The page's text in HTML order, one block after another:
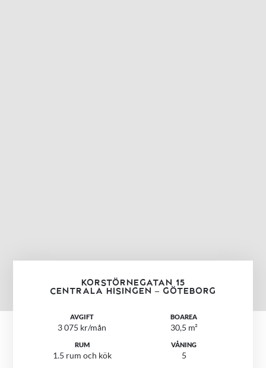
KORSTÖRNEGATAN 15
CENTRALA HISINGEN – GÖTEBORG
AVGIFT
3 075 kr/mån
BOAREA
30,5 m²
RUM
1.5 rum och kök
VÅNING
5